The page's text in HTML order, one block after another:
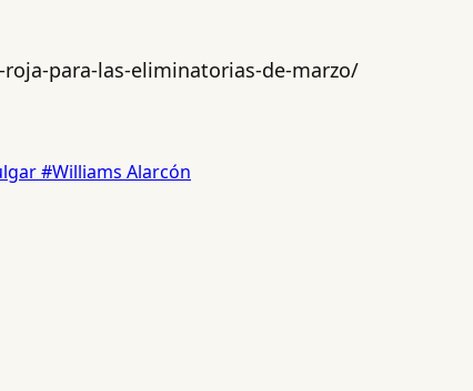
para-las-eliminatorias-de-marzo/
#Williams Alarcón